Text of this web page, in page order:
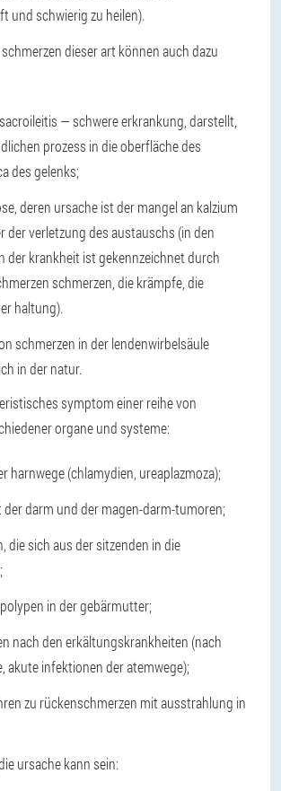
und schwierig zu heilen).
dieser art können auch dazu
— schwere erkrankung, darstellt,
prozess in die oberfläche des
des gelenks;
deren ursache ist der mangel an kalzium
der verletzung des austauschs (in den
der krankheit ist gekennzeichnet durch
schmerzen, die krämpfe, die
haltung).
schmerzen in der lendenwirbelsäule
in der natur.
symptom einer reihe von
organe und systeme:
harnwege (chlamydien, ureaplazmoza);
darm und der magen-darm-tumoren;
die sich aus der sitzenden in die
in der gebärmutter;
nach den erkältungskrankheiten (nach
akute infektionen der atemwege);
zu rückenschmerzen mit ausstrahlung in
ursache kann sein: